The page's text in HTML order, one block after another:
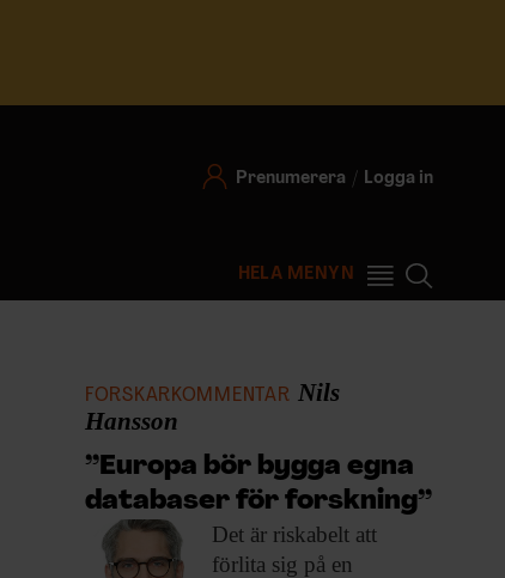
Prenumerera Logga in
HELA MENYN
FORSKARKOMMENTAR Nils
Hansson
”Europa bör bygga egna
databaser för forskning”
Det är riskabelt att
förlita sig på en